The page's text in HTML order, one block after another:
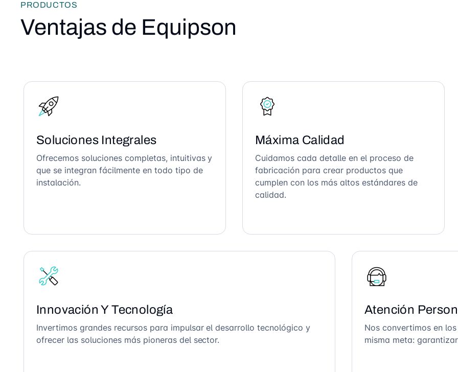
PRODUCTOS
Ventajas de Equipson
Soluciones Integrales
Ofrecemos soluciones completas, intuitivas y
que se integran fácilmente en todo tipo de
instalación.
Máxima Calidad
Cuidamos cada detalle en el proceso de
fabricación para crear productos que
cumplen con los más altos estándares de
calidad.
Innovación Y Tecnología
Invertimos grandes recursos para impulsar el desarrollo tecnológico y
ofrecer las soluciones más pioneras del sector.
Atención
Nos convertimos en
misma meta: